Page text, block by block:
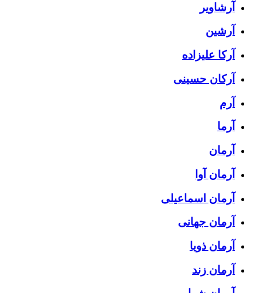
آرشاویر
آرشین
آرکا علیزاده
آرکان حسینی
آرم
آرما
آرمان
آرمان آوا
آرمان اسماعیلی
آرمان جهانی
آرمان ذویا
آرمان زند